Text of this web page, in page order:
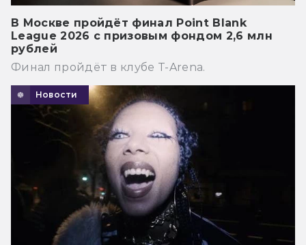
В Москве пройдёт финал Point Blank
League 2026 с призовым фондом 2,6 млн
рублей
Финал пройдёт в клубе T-Arena.
Новости